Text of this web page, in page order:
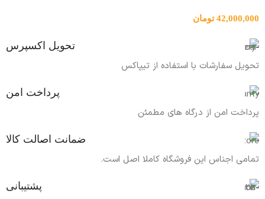
42,000,000 تومان
تحویل اکسپرس
تحویل سفارشات با استفاده از تیپاکس
پرداخت امن
پرداخت امن از درگاه های مطمئن
ضمانت اصالت کالا
تمامی اجناس این فروشگاه کاملا اصل است.
پشتیبانی